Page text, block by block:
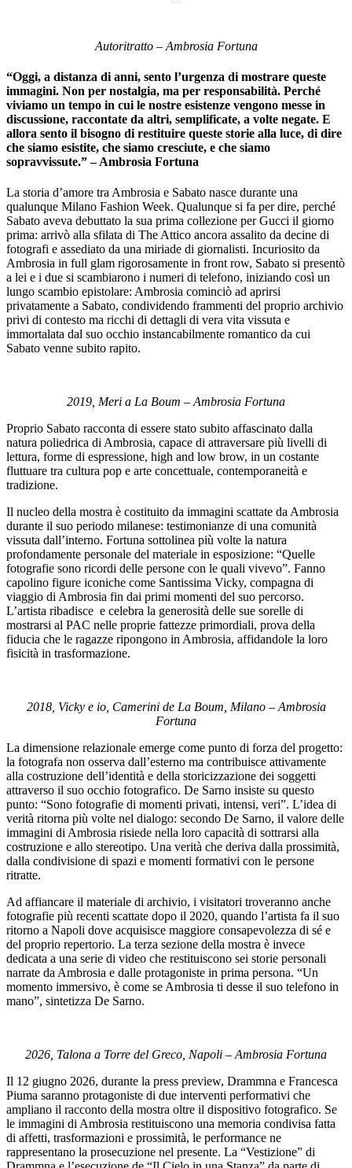
Autoritratto – Ambrosia Fortuna
“Oggi, a distanza di anni, sento l’urgenza di mostrare queste
immagini. Non per nostalgia, ma per responsabilità. Perché
viviamo un tempo in cui le nostre esistenze vengono messe in
discussione, raccontate da altri, semplificate, a volte negate. E
allora sento il bisogno di restituire queste storie alla luce, di dire
che siamo esistite, che siamo cresciute, e che siamo
sopravvissute.” – Ambrosia Fortuna
La storia d’amore tra Ambrosia e Sabato nasce durante una
qualunque Milano Fashion Week. Qualunque si fa per dire, perché
Sabato aveva debuttato la sua prima collezione per Gucci il giorno
prima: arrivò alla sfilata di The Attico ancora assalito da decine di
fotografi e assediato da una miriade di giornalisti. Incuriosito da
Ambrosia in full glam rigorosamente in front row, Sabato si presentò
a lei e i due si scambiarono i numeri di telefono, iniziando così un
lungo scambio epistolare: Ambrosia cominciò ad aprirsi
privatamente a Sabato, condividendo frammenti del proprio archivio
privi di contesto ma ricchi di dettagli di vera vita vissuta e
immortalata dal suo occhio instancabilmente romantico da cui
Sabato venne subito rapito.
2019, Meri a La Boum – Ambrosia Fortuna
Proprio Sabato racconta di essere stato subito affascinato dalla
natura poliedrica di Ambrosia, capace di attraversare più livelli di
lettura, forme di espressione, high and low brow, in un costante
fluttuare tra cultura pop e arte concettuale, contemporaneità e
tradizione.
Il nucleo della mostra è costituito da immagini scattate da Ambrosia
durante il suo periodo milanese: testimonianze di una comunità
vissuta dall’interno. Fortuna sottolinea più volte la natura
profondamente personale del materiale in esposizione: “Quelle
fotografie sono ricordi delle persone con le quali vivevo”. Fanno
capolino figure iconiche come Santissima Vicky, compagna di
viaggio di Ambrosia fin dai primi momenti del suo percorso.
L’artista ribadisce e celebra la generosità delle sue sorelle di
mostrarsi al PAC nelle proprie fattezze primordiali, prova della
fiducia che le ragazze ripongono in Ambrosia, affidandole la loro
fisicità in trasformazione.
2018, Vicky e io, Camerini de La Boum, Milano – Ambrosia
Fortuna
La dimensione relazionale emerge come punto di forza del progetto:
la fotografa non osserva dall’esterno ma contribuisce attivamente
alla costruzione dell’identità e della storicizzazione dei soggetti
attraverso il suo occhio fotografico. De Sarno insiste su questo
punto: “Sono fotografie di momenti privati, intensi, veri”. L’idea di
verità ritorna più volte nel dialogo: secondo De Sarno, il valore delle
immagini di Ambrosia risiede nella loro capacità di sottrarsi alla
costruzione e allo stereotipo. Una verità che deriva dalla prossimità,
dalla condivisione di spazi e momenti formativi con le persone
ritratte.
Ad affiancare il materiale di archivio, i visitatori troveranno anche
fotografie più recenti scattate dopo il 2020, quando l’artista fa il suo
ritorno a Napoli dove acquisisce maggiore consapevolezza di sé e
del proprio repertorio. La terza sezione della mostra è invece
dedicata a una serie di video che restituiscono sei storie personali
narrate da Ambrosia e dalle protagoniste in prima persona. “Un
momento immersivo, è come se Ambrosia ti desse il suo telefono in
mano”, sintetizza De Sarno.
2026, Talona a Torre del Greco, Napoli – Ambrosia Fortuna
Il 12 giugno 2026, durante la press preview, Drammna e Francesca
Piuma saranno protagoniste di due interventi performativi che
ampliano il racconto della mostra oltre il dispositivo fotografico. Se
le immagini di Ambrosia restituiscono una memoria condivisa fatta
di affetti, trasformazioni e prossimità, le performance ne
rappresentano la prosecuzione nel presente. La “Vestizione” di